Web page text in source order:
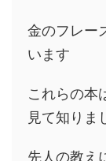
金のフレー
います
これらの本
見て知りま
先人の教え